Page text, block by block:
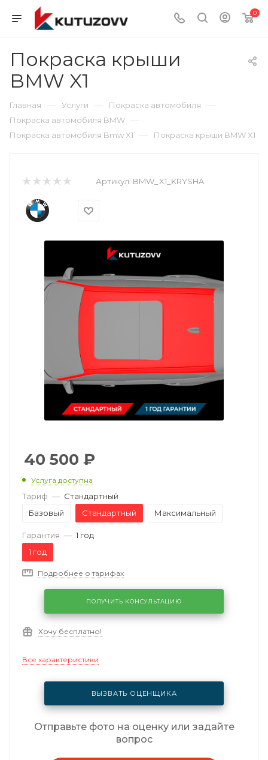
0
Покраска крыши
BMW X1
Главная — Услуги — Покраска автомобиля —
Покраска автомобиля BMW —
Покраска автомобиля Bmw X1 — Покраска крыши BMW X1
Артикул: BMW_X1_KRYSHA
40 500 ₽
Услуга доступна
Тариф — Стандартный
Базовый
Стандартный Максимальный
Гарантия — 1 год
1 год
Подробнее о тарифах
ПОЛУЧИТЬ КОНСУЛЬТАЦИЮ
Хочу бесплатно!
Все характеристики
ВЫЗВАТЬ ОЦЕНЩИКА
Отправьте фото на оценку или задайте
вопрос